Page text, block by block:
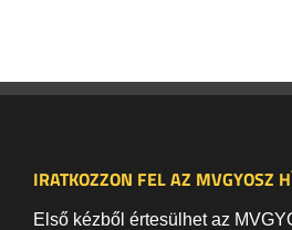
IRATKOZZON FEL AZ MVGYOSZ
Első kézből értesülhet az